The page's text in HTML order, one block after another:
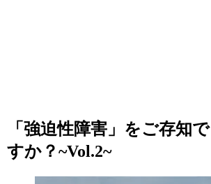
「強迫性障害」をご存知で
すか？~Vol.2~